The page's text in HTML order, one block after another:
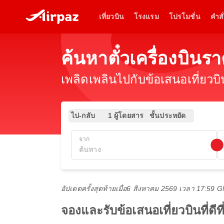
เที่ยวบิน โรงแรม โปรโมชั่น คำ
ค้นหาตั๋วเครื่องบินร
เพลิดเพลินไปกับข้อเสนอเที่ย
ไป-กลับ 1 ผู้โดยสาร ชั้นประหยัด
จาก
อัปเดตครั้งสุดท้ายเมื่อ6 สิงหาคม 2569 เวลา 17:59
จองและรับข้อเสนอเที่ยวบินที่